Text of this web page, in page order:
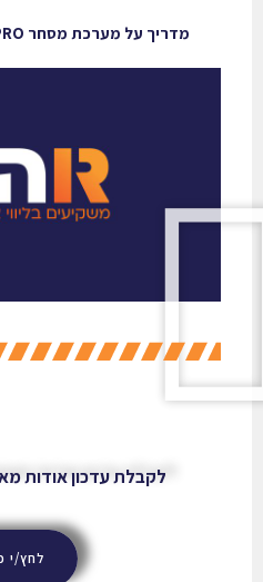
מדריך על מערכת מסחר EXTRADE PRO של אקסלנס
לקבלת עדכון אודות
לחץ/י